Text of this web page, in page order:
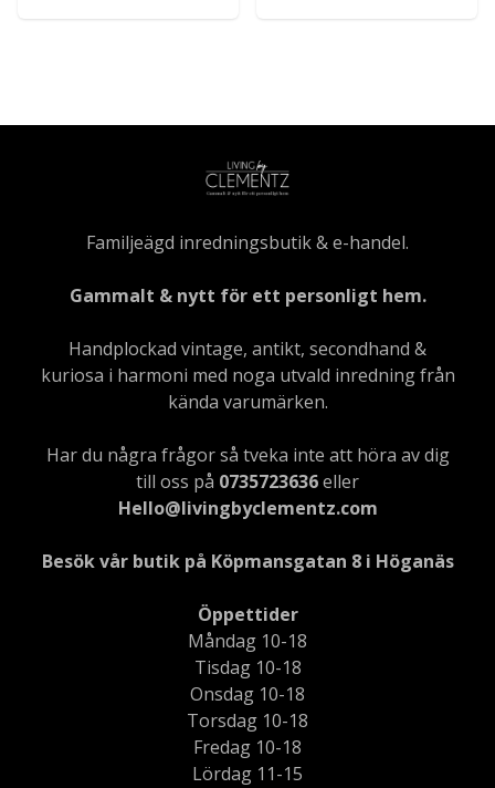
Familjeägd inredningsbutik & e-handel.
Gammalt & nytt för ett personligt hem.
Handplockad vintage, antikt, secondhand &
kuriosa i harmoni med noga utvald inredning från
kända varumärken.
Har du några frågor så tveka inte att höra av dig
till oss på 0735723636eller
Hello@livingbyclementz.com
Besök vår butik på Köpmansgatan 8 i Höganäs
Öppettider
Måndag 10-18
Tisdag 10-18
Onsdag 10-18
Torsdag 10-18
Fredag 10-18
Lördag 11-15